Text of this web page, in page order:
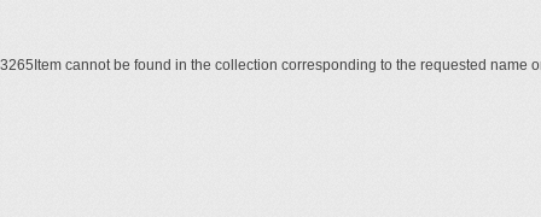
3265Item cannot be found in the collection corresponding to the requested name